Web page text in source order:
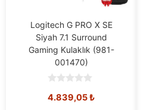
Logitech G PRO X SE
Siyah 7.1 Surround
Gaming Kulaklık (981-
001470)
o
Orijinal
4.839,05₺Mevcut